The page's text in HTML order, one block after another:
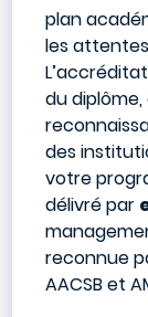
plan
les
du
des
votre
délivré par
reconnue
AACSB et